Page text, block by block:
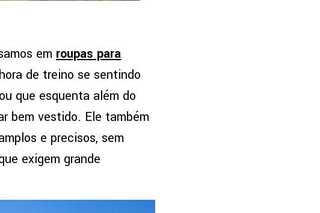
em roupas para
de treino se sentindo
que esquenta além do
bem vestido. Ele também
e precisos, sem
exigem grande